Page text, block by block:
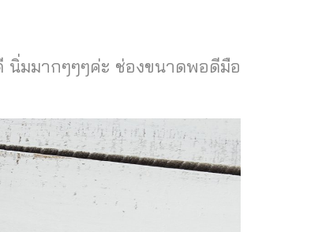
มมากๆๆๆค่ะ ช่องขนาดพอดีมือ